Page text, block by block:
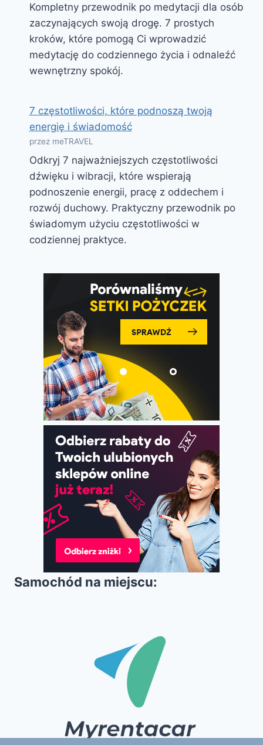
Kompletny przewodnik po medytacji dla osób
zaczynających swoją drogę. 7 prostych
kroków, które pomogą Ci wprowadzić
medytację do codziennego życia i odnaleźć
wewnętrzny spokój.
7 częstotliwości, które podnoszą twoją
energię i świadomość
przez meTRAVEL
Odkryj 7 najważniejszych częstotliwości
dźwięku i wibracji, które wspierają
podnoszenie energii, pracę z oddechem i
rozwój duchowy. Praktyczny przewodnik po
świadomym użyciu częstotliwości w
codziennej praktyce.
Samochód na miejscu: